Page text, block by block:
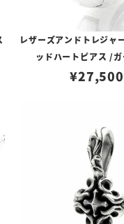
レザーズアンドトレジャ
ッドハートピアス /ガ
¥27,500